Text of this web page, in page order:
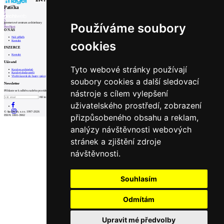
Používáme soubory
cookies
Tyto webové stránky používají
soubory cookies a další sledovací
nástroje s cílem vylepšení
uživatelského prostředí, zobrazení
přizpůsobeného obsahu a reklam,
analýzy návštěvnosti webových
stránek a zjištění zdroje
návštěvnosti.
Souhlasím
Odmítám
Upravit mé předvolby
1
2
3
4
5
6
PrevNext
Patička
internetové centrum architektury
O NÁS
Náš příběh
Kontakt
INZERCE
Kontakt
Uživatel
Katalog architektů
Katalog dodavatelů
Vložit inzerát do burzy práce
Newsletter
Přihlaste se k odběru našeho pravidelného týdenního newsletteru:
Fill in „nospam“
© Archiweb, s.r.o. 1997-2026
ISSN: 1801-3902